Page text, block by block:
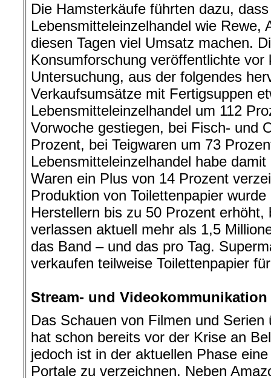
Die Hamsterkäufe führten dazu,
Lebensmitteleinzelhandel wie Rewe,
diesen Tagen viel Umsatz machen.
Konsumforschung veröffentlichte vor
Untersuchung, aus der folgendes
Verkaufsumsätze mit Fertigsuppen
Lebensmitteleinzelhandel um 112
Vorwoche gestiegen, bei Fisch- und
Prozent, bei Teigwaren um 73
Lebensmitteleinzelhandel habe
Waren ein Plus von 14 Prozent
Produktion von Toilettenpapier
Herstellern bis zu 50 Prozent erhöht,
verlassen aktuell mehr als 1,5
das Band – und das pro Tag.
verkaufen teilweise Toilettenpapier
Stream- und Videokommunikation
Das Schauen von Filmen und
hat schon bereits vor der Krise an
jedoch ist in der aktuellen Phase
Portale zu verzeichnen. Neben